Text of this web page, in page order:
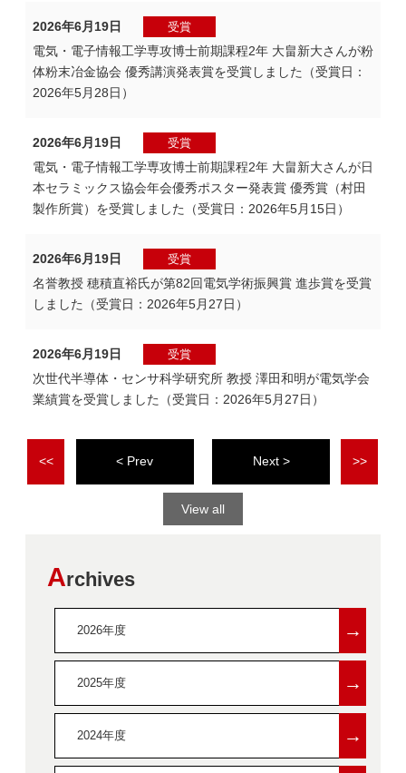
2026年6月19日 受賞
電気・電子情報工学専攻博士前期課程2年 大畠新大さんが粉
体粉末冶金協会 優秀講演発表賞を受賞しました（受賞日：
2026年5月28日）
2026年6月19日 受賞
電気・電子情報工学専攻博士前期課程2年 大畠新大さんが日
本セラミックス協会年会優秀ポスター発表賞 優秀賞（村田
製作所賞）を受賞しました（受賞日：2026年5月15日）
2026年6月19日 受賞
名誉教授 穂積直裕氏が第82回電気学術振興賞 進歩賞を受賞
しました（受賞日：2026年5月27日）
2026年6月19日 受賞
次世代半導体・センサ科学研究所 教授 澤田和明が電気学会
業績賞を受賞しました（受賞日：2026年5月27日）
<< < > >>
View all
Archives
2026年度 →
2025年度 →
2024年度 →